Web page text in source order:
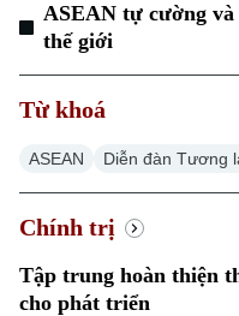
ASEAN tự cường
thế giới
Từ khoá
ASEAN Diễn đàn Tương
Chính trị
Tập trung hoàn thiện
cho phát triển